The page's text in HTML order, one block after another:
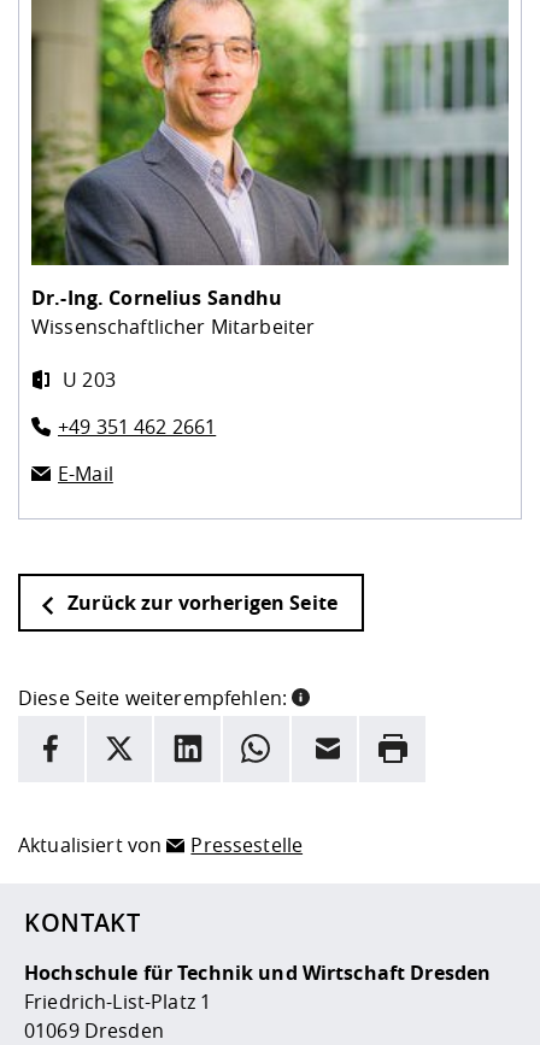
Dr.-Ing. Cornelius Sandhu
Wissenschaftlicher Mitarbeiter
U 203
+49 351 462 2661
E-Mail
Zurück zur vorherigen Seite
Diese Seite weiterempfehlen:
INFORMATION
Facebook
X LinkedInWhatsappE-Mail Drucken
Aktualisiert von Pressestelle
KONTAKT
Hochschule für Technik und Wirtschaft Dresden
Friedrich-List-Platz 1
01069 Dresden